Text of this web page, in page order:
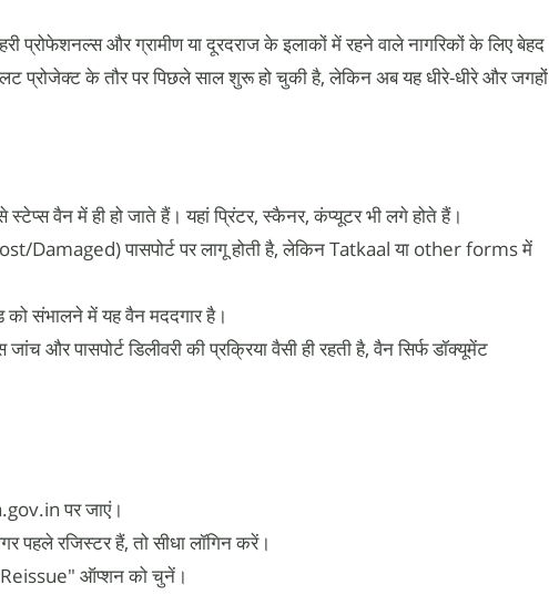
प्रोफेशनल्स और ग्रामीण या दूरदराज के इलाकों में रहने वाले नागरिकों के लिए बेहद
प्रोजेक्ट के तौर पर पिछले साल शुरू हो चुकी है, लेकिन अब यह धीरे-धीरे और जगहों
वैन में ही हो जाते हैं। यहां प्रिंटर, स्कैनर, कंप्यूटर भी लगे होते हैं।
Damaged) पासपोर्ट पर लागू होती है, लेकिन Tatkaal या other forms में
को संभालने में यह वैन मददगार है।
और पासपोर्ट डिलीवरी की प्रक्रिया वैसी ही रहती है, वैन सिर्फ डॉक्यूमेंट
पर जाएं।
पहले रजिस्टर हैं, तो सीधा लॉगिन करें।
ऑप्शन को चुनें।